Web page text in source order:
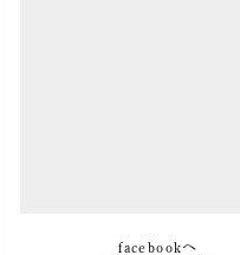
facebookへ